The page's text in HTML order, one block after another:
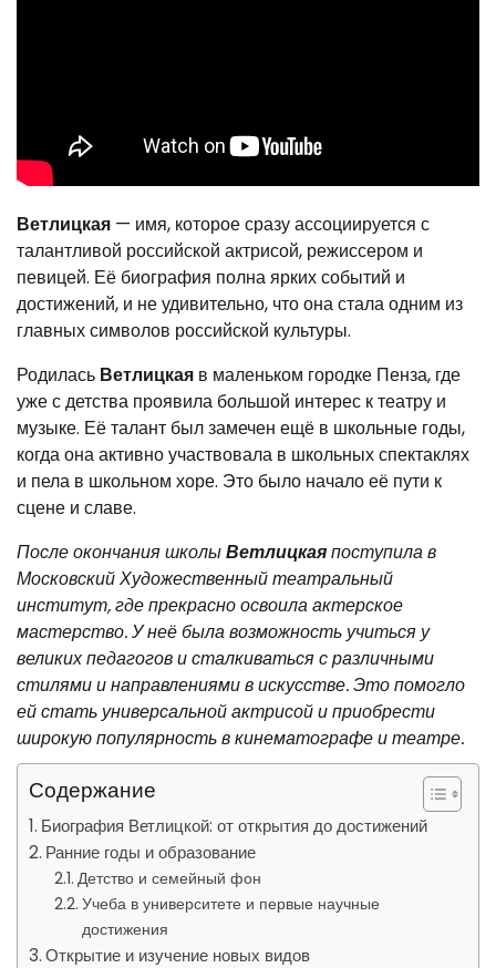
Ветлицкая — имя, которое сразу ассоциируется с
талантливой российской актрисой, режиссером и
певицей. Её биография полна ярких событий и
достижений, и не удивительно, что она стала одним из
главных символов российской культуры.
Родилась Ветлицкая в маленьком городке Пенза, где
уже с детства проявила большой интерес к театру и
музыке. Её талант был замечен ещё в школьные годы,
когда она активно участвовала в школьных спектаклях
и пела в школьном хоре. Это было начало её пути к
сцене и славе.
После окончания школыВетлицкаяпоступила в
Московский Художественный театральный
институт, где прекрасно освоила актерское
мастерство. У неё была возможность учиться у
великих педагогов и сталкиваться с различными
стилями и направлениями в искусстве. Это помогло
ей стать универсальной актрисой и приобрести
широкую популярность в кинематографе и театре.
Содержание
Биография Ветлицкой: от открытия до достижений
Ранние годы и образование
Детство и семейный фон
Учеба в университете и первые научные
достижения
Открытие и изучение новых видов